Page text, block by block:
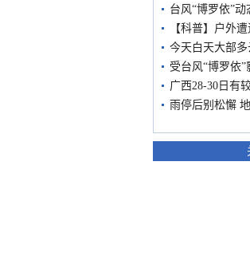
台风“博罗依”
【科普】户外
今天白天大部
受台风“博罗依
广西28-30日有
雨停后别松懈